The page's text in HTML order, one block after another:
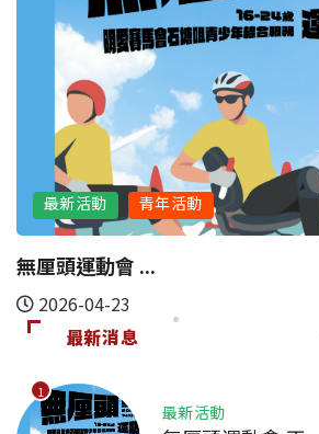
最新活動 青年活動
無厘頭運動會 ...
2026-04-23
最新消息
1
最新活動